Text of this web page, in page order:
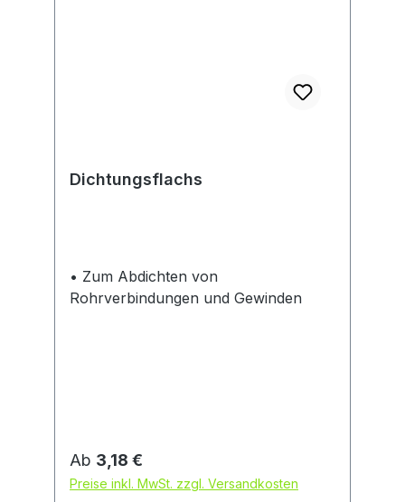
Dichtungsflachs
• Zum Abdichten von
Rohrverbindungen und Gewinden
Regulärer Preis:
Ab 3,18 €
Preise inkl. MwSt. zzgl. Versandkosten